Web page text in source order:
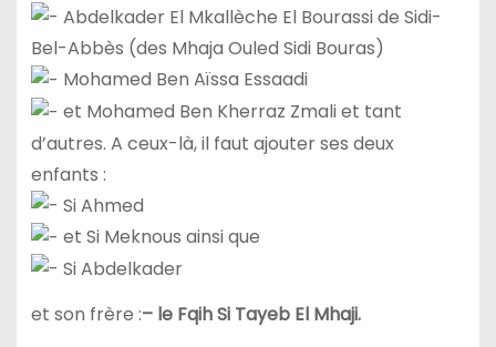
Abdelkader El Mkallèche El Bourassi de Sidi-
Bel-Abbès (des Mhaja Ouled Sidi Bouras)
Mohamed Ben Aïssa Essaadi
et Mohamed Ben Kherraz Zmali et tant
d’autres. A ceux-là, il faut ajouter ses deux
enfants :
Si Ahmed
et Si Meknous ainsi que
Si Abdelkader
et son frère :– le Fqih Si Tayeb El Mhaji.